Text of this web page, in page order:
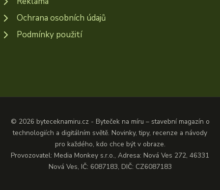
Ochrana osobních údajů
Podmínky použití
© 2026 byteceknamiru.cz - Byteček na míru – stavební magazín o
technologiích a digitálním světě. Novinky, tipy, recenze a návody
pro každého, kdo chce být v obraze.
Provozovatel: Media Monkey s.r.o., Adresa: Nová Ves 272, 46331
Nová Ves, IČ: 6087183, DIČ: CZ6087183